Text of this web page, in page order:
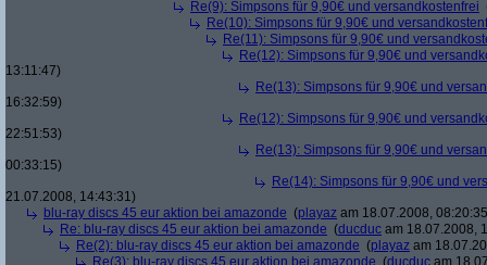
Re(9): Simpsons für 9,90€ und versandkostenfrei
Re(10): Simpsons für 9,90€ und
Re(11): Simpsons für 9,90€ und
Re(12): Simpsons für 9,90€ und
13:11:47)
Re(13): Simpsons für 9,90€ und
16:32:59)
Re(12): Simpsons für 9,90€ und
22:51:53)
Re(13): Simpsons für 9,90€ und
00:33:15)
Re(14): Simpsons für 9,90€ und
21.07.2008, 14:43:31)
blu-ray discs 45 eur aktion bei amazonde (playaz am 18.07.2008,
Re: blu-ray discs 45 eur aktion bei amazonde (ducduc am 18.07.2008,
Re(2): blu-ray discs 45 eur aktion bei amazonde (playaz am
Re(3): blu-ray discs 45 eur aktion bei amazonde (ducduc am